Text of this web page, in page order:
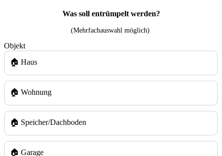
Was soll entrümpelt werden?
(Mehrfachauswahl möglich)
Objekt
🏠 Haus
🏠 Wohnung
🏠 Speicher/Dachboden
🏠 Garage